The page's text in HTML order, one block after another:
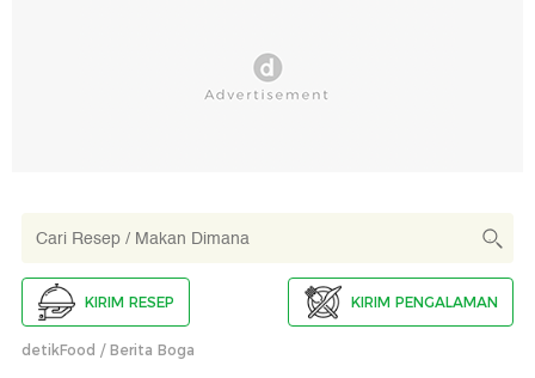
KIRIM RESEP KIRIM PENGALAMAN
detikFood Berita Boga